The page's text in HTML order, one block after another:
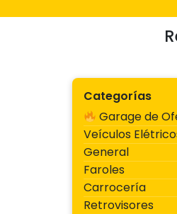
Categorías
Garage de
Veículos
General
Faroles
Carrocería
Retrovisores